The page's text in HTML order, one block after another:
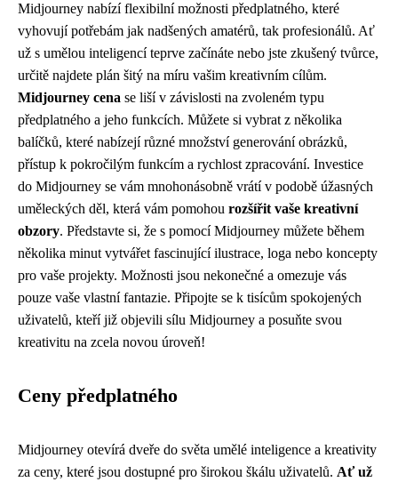
Midjourney nabízí flexibilní možnosti předplatného, které
vyhovují potřebám jak nadšených amatérů, tak profesionálů. Ať
už s umělou inteligencí teprve začínáte nebo jste zkušený tvůrce,
určitě najdete plán šitý na míru vašim kreativním cílům.
Midjourney cena se liší v závislosti na zvoleném typu
předplatného a jeho funkcích. Můžete si vybrat z několika
balíčků, které nabízejí různé množství generování obrázků,
přístup k pokročilým funkcím a rychlost zpracování. Investice
do Midjourney se vám mnohonásobně vrátí v podobě úžasných
uměleckých děl, která vám pomohou rozšířit vaše kreativní
obzory. Představte si, že s pomocí Midjourney můžete během
několika minut vytvářet fascinující ilustrace, loga nebo koncepty
pro vaše projekty. Možnosti jsou nekonečné a omezuje vás
pouze vaše vlastní fantazie. Připojte se k tisícům spokojených
uživatelů, kteří již objevili sílu Midjourney a posuňte svou
kreativitu na zcela novou úroveň!
Ceny předplatného
Midjourney otevírá dveře do světa umělé inteligence a kreativity
za ceny, které jsou dostupné pro širokou škálu uživatelů. Ať už